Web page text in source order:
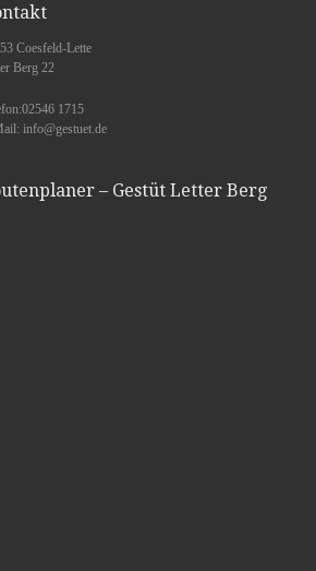
Coesfeld-Lette
Berg 22
1715
info@gestuet.de
– Gestüt Letter Berg